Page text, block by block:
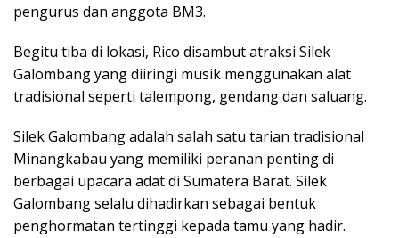
pengurus dan anggota BM3.
Begitu tiba di lokasi, Rico disambut atraksi Silek
Galombang yang diiringi musik menggunakan alat
tradisional seperti talempong, gendang dan saluang.
Silek Galombang adalah salah satu tarian tradisional
Minangkabau yang memiliki peranan penting di
berbagai upacara adat di Sumatera Barat. Silek
Galombang selalu dihadirkan sebagai bentuk
penghormatan tertinggi kepada tamu yang hadir.